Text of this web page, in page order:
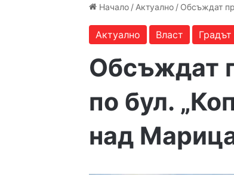
Начало / Актуално / Обсъждат
Актуално Власт Градът
Обсъждат
по бул.
над